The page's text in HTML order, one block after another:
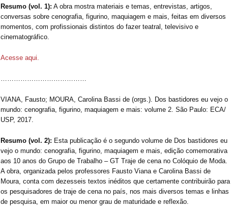
Resumo (vol. 1): A obra mostra materiais e temas, entrevistas, artigos,
conversas sobre cenografia, figurino, maquiagem e mais, feitas em diversos
momentos, com profissionais distintos do fazer teatral, televisivo e
cinematográfico.
Acesse aqui.
VIANA, Fausto; MOURA, Carolina Bassi de (orgs.). Dos bastidores eu vejo o
mundo: cenografia, figurino, maquiagem e mais: volume 2. São Paulo: ECA/
USP, 2017.
Resumo (vol. 2): Esta publicação é o segundo volume de Dos bastidores eu
vejo o mundo: cenografia, figurino, maquiagem e mais, edição comemorativa
aos 10 anos do Grupo de Trabalho – GT Traje de cena no Colóquio de Moda.
A obra, organizada pelos professores Fausto Viana e Carolina Bassi de
Moura, conta com dezesseis textos inéditos que certamente contribuirão para
os pesquisadores de traje de cena no país, nos mais diversos temas e linhas
de pesquisa, em maior ou menor grau de maturidade e reflexão.